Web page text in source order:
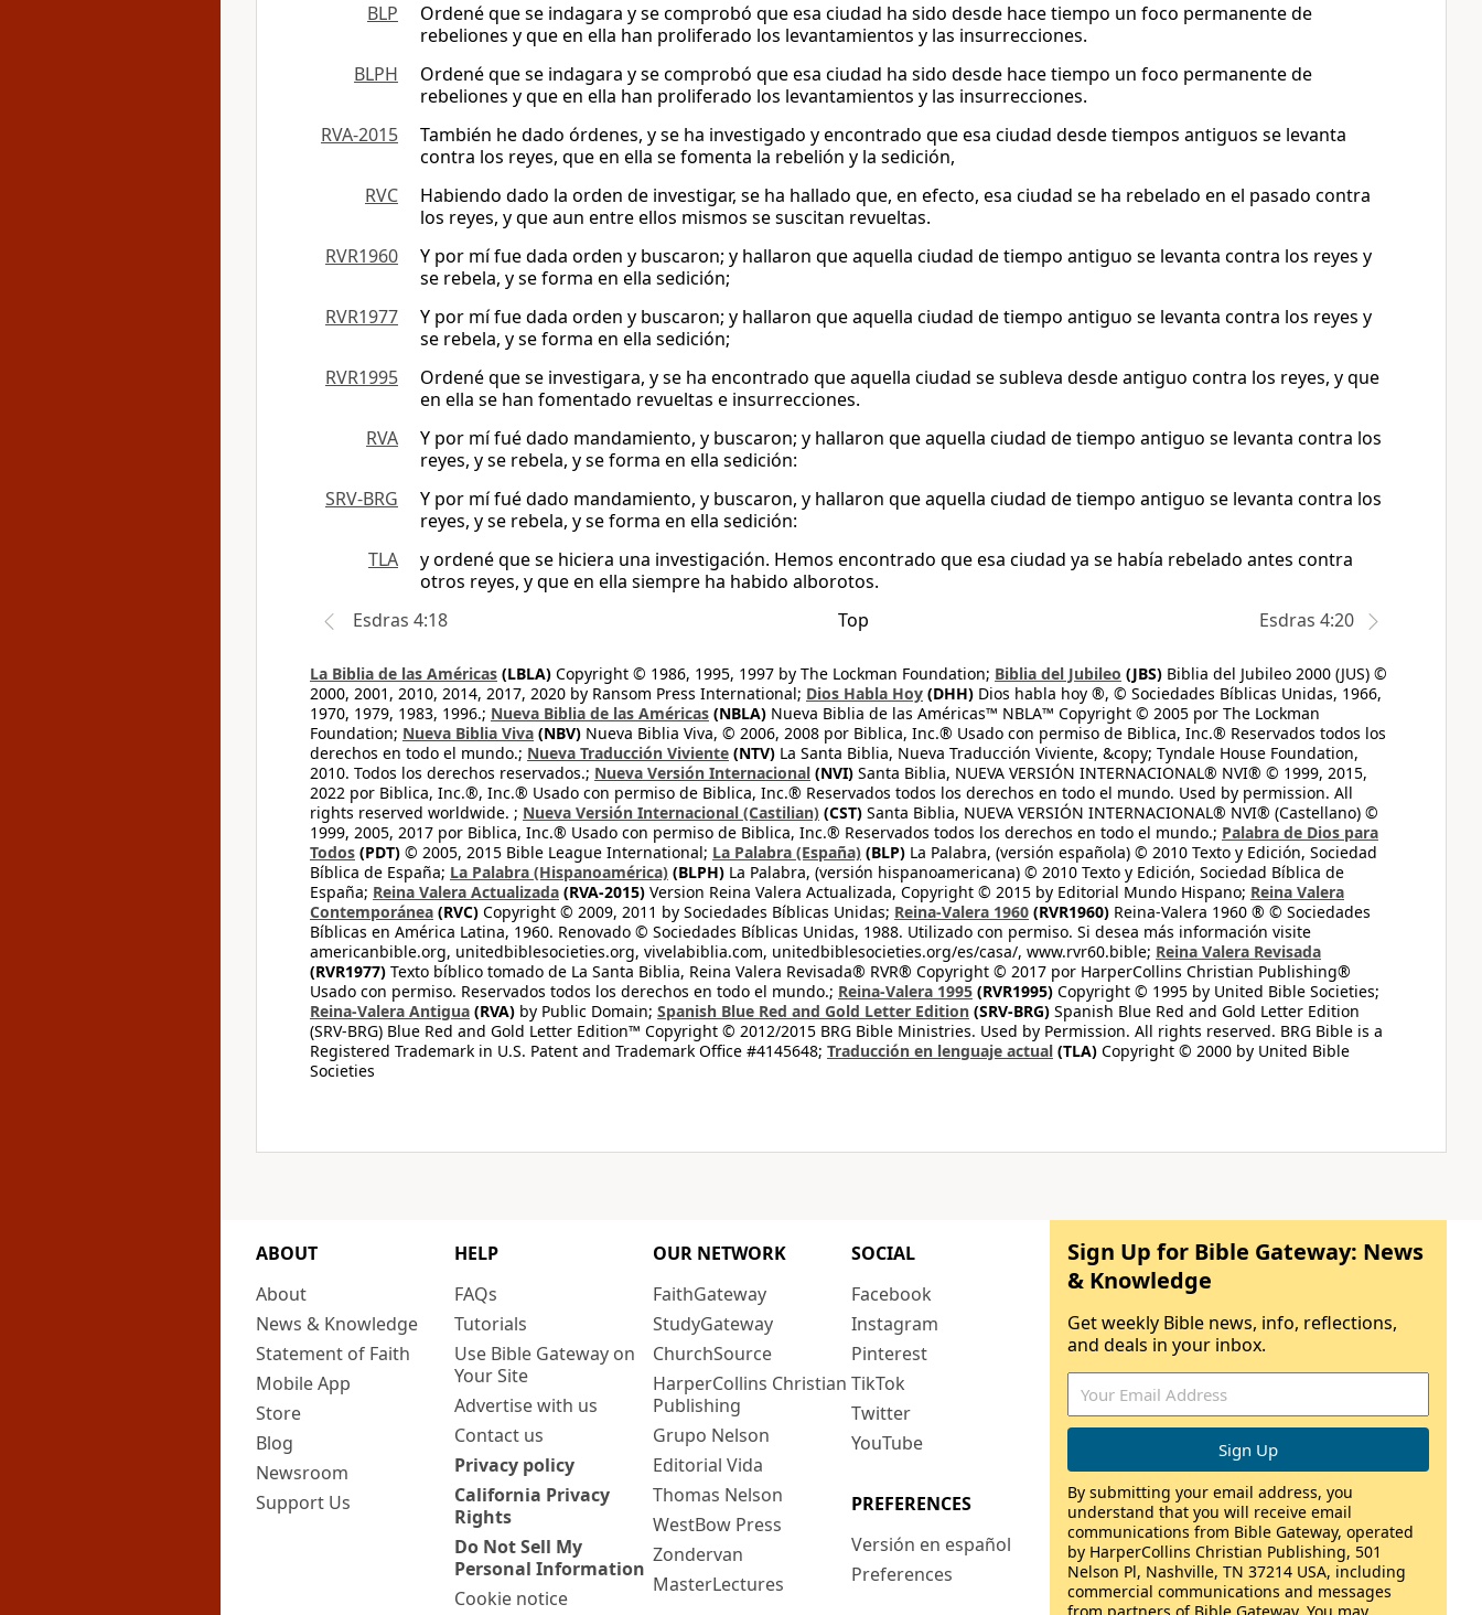
BLP
Ordené que se indagara y se comprobó que esa ciudad ha sido desde hace tiempo un foco permanente de
rebeliones y que en ella han proliferado los levantamientos y las insurrecciones.
BLPH
Ordené que se indagara y se comprobó que esa ciudad ha sido desde hace tiempo un foco permanente de
rebeliones y que en ella han proliferado los levantamientos y las insurrecciones.
RVA-2015
También he dado órdenes, y se ha investigado y encontrado que esa ciudad desde tiempos antiguos se levanta
contra los reyes, que en ella se fomenta la rebelión y la sedición,
RVC
Habiendo dado la orden de investigar, se ha hallado que, en efecto, esa ciudad se ha rebelado en el pasado contra
los reyes, y que aun entre ellos mismos se suscitan revueltas.
RVR1960
Y por mí fue dada orden y buscaron; y hallaron que aquella ciudad de tiempo antiguo se levanta contra los reyes y
se rebela, y se forma en ella sedición;
RVR1977
Y por mí fue dada orden y buscaron; y hallaron que aquella ciudad de tiempo antiguo se levanta contra los reyes y
se rebela, y se forma en ella sedición;
RVR1995
Ordené que se investigara, y se ha encontrado que aquella ciudad se subleva desde antiguo contra los reyes, y que
en ella se han fomentado revueltas e insurrecciones.
RVA
Y por mí fué dado mandamiento, y buscaron; y hallaron que aquella ciudad de tiempo antiguo se levanta contra los
reyes, y se rebela, y se forma en ella sedición:
SRV-BRG
Y por mí fué dado mandamiento, y buscaron, y hallaron que aquella ciudad de tiempo antiguo se levanta contra los
reyes, y se rebela, y se forma en ella sedición:
TLA
y ordené que se hiciera una investigación. Hemos encontrado que esa ciudad ya se había rebelado antes contra
otros reyes, y que en ella siempre ha habido alborotos.
Esdras 4:18
Top Esdras 4:20
La Biblia de las Américas (LBLA) Copyright © 1986, 1995, 1997 by The Lockman Foundation; Biblia del Jubileo (JBS) Biblia del Jubileo 2000 (JUS) ©
2000, 2001, 2010, 2014, 2017, 2020 by Ransom Press International; Dios Habla Hoy (DHH) Dios habla hoy ®, © Sociedades Bíblicas Unidas, 1966,
1970, 1979, 1983, 1996.; Nueva Biblia de las Américas (NBLA) Nueva Biblia de las Américas™ NBLA™ Copyright © 2005 por The Lockman
Foundation; Nueva Biblia Viva (NBV) Nueva Biblia Viva, © 2006, 2008 por Biblica, Inc.® Usado con permiso de Biblica, Inc.® Reservados todos los
derechos en todo el mundo.; Nueva Traducción Viviente (NTV) La Santa Biblia, Nueva Traducción Viviente, &copy; Tyndale House Foundation,
2010. Todos los derechos reservados.; Nueva Versión Internacional (NVI) Santa Biblia, NUEVA VERSIÓN INTERNACIONAL® NVI® © 1999, 2015,
2022 por Biblica, Inc.®, Inc.® Usado con permiso de Biblica, Inc.® Reservados todos los derechos en todo el mundo. Used by permission. All
rights reserved worldwide. ; Nueva Versión Internacional (Castilian) (CST) Santa Biblia, NUEVA VERSIÓN INTERNACIONAL® NVI® (Castellano) ©
1999, 2005, 2017 por Biblica, Inc.® Usado con permiso de Biblica, Inc.® Reservados todos los derechos en todo el mundo.; Palabra de Dios para
Todos (PDT) © 2005, 2015 Bible League International; La Palabra (España) (BLP) La Palabra, (versión española) © 2010 Texto y Edición, Sociedad
Bíblica de España; La Palabra (Hispanoamérica) (BLPH) La Palabra, (versión hispanoamericana) © 2010 Texto y Edición, Sociedad Bíblica de
España; Reina Valera Actualizada (RVA-2015) Version Reina Valera Actualizada, Copyright © 2015 by Editorial Mundo Hispano; Reina Valera
Contemporánea (RVC) Copyright © 2009, 2011 by Sociedades Bíblicas Unidas; Reina-Valera 1960 (RVR1960) Reina-Valera 1960 ® © Sociedades
Bíblicas en América Latina, 1960. Renovado © Sociedades Bíblicas Unidas, 1988. Utilizado con permiso. Si desea más información visite
americanbible.org, unitedbiblesocieties.org, vivelabiblia.com, unitedbiblesocieties.org/es/casa/, www.rvr60.bible; Reina Valera Revisada
(RVR1977) Texto bíblico tomado de La Santa Biblia, Reina Valera Revisada® RVR® Copyright © 2017 por HarperCollins Christian Publishing®
Usado con permiso. Reservados todos los derechos en todo el mundo.; Reina-Valera 1995 (RVR1995) Copyright © 1995 by United Bible Societies;
Reina-Valera Antigua (RVA) by Public Domain; Spanish Blue Red and Gold Letter Edition (SRV-BRG) Spanish Blue Red and Gold Letter Edition
(SRV-BRG) Blue Red and Gold Letter Edition™ Copyright © 2012/2015 BRG Bible Ministries. Used by Permission. All rights reserved. BRG Bible is a
Registered Trademark in U.S. Patent and Trademark Office #4145648; Traducción en lenguaje actual (TLA) Copyright © 2000 by United Bible
Societies
ABOUT
About
News & Knowledge
Statement of Faith
Mobile App
Store
Blog
Newsroom
Support Us
HELP
FAQs
Tutorials
Use Bible Gateway on
Your Site
Advertise with us
Contact us
Privacy policy
California Privacy
Rights
Do Not Sell My
Personal Information
Cookie notice
OUR NETWORK
FaithGateway
StudyGateway
ChurchSource
HarperCollins Christian
Publishing
Grupo Nelson
Editorial Vida
Thomas Nelson
WestBow Press
Zondervan
MasterLectures
SOCIAL
Facebook
Instagram
Pinterest
TikTok
Twitter
YouTube
PREFERENCES
Versión en español
Preferences
Sign Up for Bible Gateway: News
& Knowledge
Get weekly Bible news, info, reflections,
and deals in your inbox.
By submitting your email address, you
understand that you will receive email
communications from Bible Gateway, operated
by HarperCollins Christian Publishing, 501
Nelson Pl, Nashville, TN 37214 USA, including
commercial communications and messages